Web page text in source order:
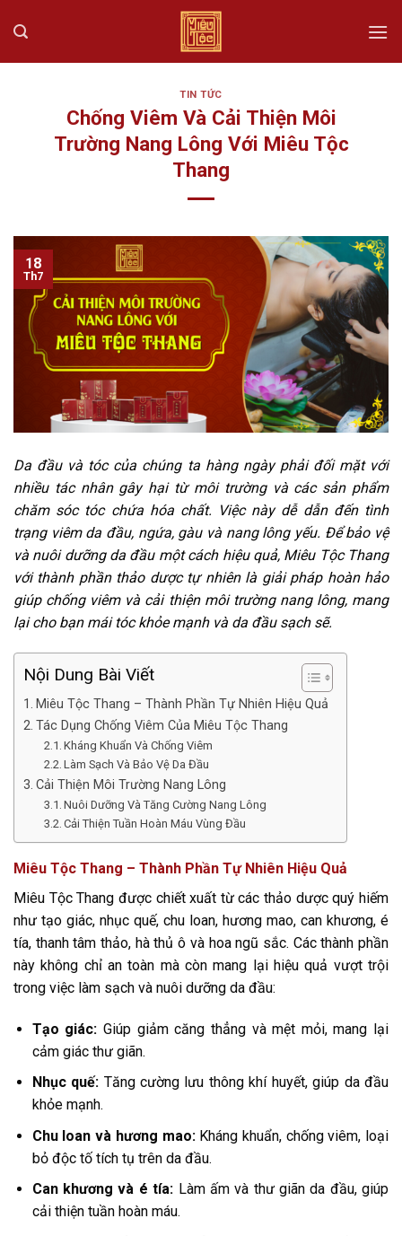
TIN TỨC
Chống Viêm Và Cải Thiện Môi
Trường Nang Lông Với Miêu Tộc
Thang
18
Th7
Da đầu và tóc của chúng ta hàng ngày phải đối mặt với
nhiều tác nhân gây hại từ môi trường và các sản phẩm
chăm sóc tóc chứa hóa chất. Việc này dễ dẫn đến tình
trạng viêm da đầu, ngứa, gàu và nang lông yếu. Để bảo vệ
và nuôi dưỡng da đầu một cách hiệu quả, Miêu Tộc Thang
với thành phần thảo dược tự nhiên là giải pháp hoàn hảo
giúp chống viêm và cải thiện môi trường nang lông, mang
lại cho bạn mái tóc khỏe mạnh và da đầu sạch sẽ.
Nội Dung Bài Viết
Miêu Tộc Thang – Thành Phần Tự Nhiên Hiệu Quả
Tác Dụng Chống Viêm Của Miêu Tộc Thang
Kháng Khuẩn Và Chống Viêm
Làm Sạch Và Bảo Vệ Da Đầu
Cải Thiện Môi Trường Nang Lông
Nuôi Dưỡng Và Tăng Cường Nang Lông
Cải Thiện Tuần Hoàn Máu Vùng Đầu
Miêu Tộc Thang – Thành Phần Tự Nhiên Hiệu Quả
Miêu Tộc Thang được chiết xuất từ các thảo dược quý hiếm
như tạo giác, nhục quế, chu loan, hương mao, can khương, é
tía, thanh tâm thảo, hà thủ ô và hoa ngũ sắc. Các thành phần
này không chỉ an toàn mà còn mang lại hiệu quả vượt trội
trong việc làm sạch và nuôi dưỡng da đầu:
Tạo giác: Giúp giảm căng thẳng và mệt mỏi, mang lại
cảm giác thư giãn.
Nhục quế: Tăng cường lưu thông khí huyết, giúp da đầu
khỏe mạnh.
Chu loan và hương mao:Kháng khuẩn, chống viêm, loại
bỏ độc tố tích tụ trên da đầu.
Can khương và é tía: Làm ấm và thư giãn da đầu, giúp
cải thiện tuần hoàn máu.